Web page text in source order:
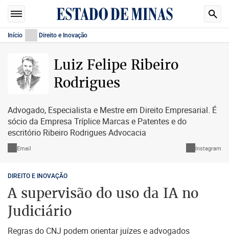
Início Direito e Inovação
Luiz Felipe Ribeiro
Rodrigues
Advogado, Especialista e Mestre em Direito Empresarial. É
sócio da Empresa Tríplice Marcas e Patentes e do
escritório Ribeiro Rodrigues Advocacia
Email Instagram
DIREITO E INOVAÇÃO
A supervisão do uso da IA no
Judiciário
Regras do CNJ podem orientar juízes e advogados